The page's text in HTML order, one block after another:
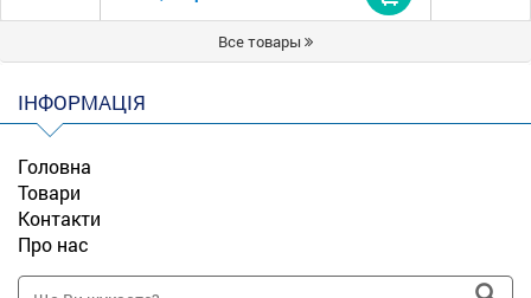
Купити
Все товары
ІНФОРМАЦІЯ
Головна
Товари
Контакти
Про нас